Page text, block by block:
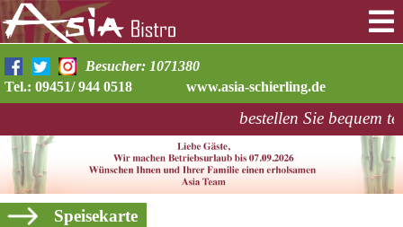
Besucher: 1071380
Tel.: 09451/ 944 0518
www.asia-schierling.de
bestellen Sie bequem